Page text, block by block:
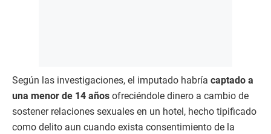
Según las investigaciones, el imputado habría captado a
una menor de 14 años ofreciéndole dinero a cambio de
sostener relaciones sexuales en un hotel, hecho tipificado
como delito aun cuando exista consentimiento de la